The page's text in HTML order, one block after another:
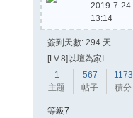
方
2019-7-24
13:14
簽到天數: 294 天
[LV.8]以壇為家I
1
主題
567
帖子
1173
積分
等級7